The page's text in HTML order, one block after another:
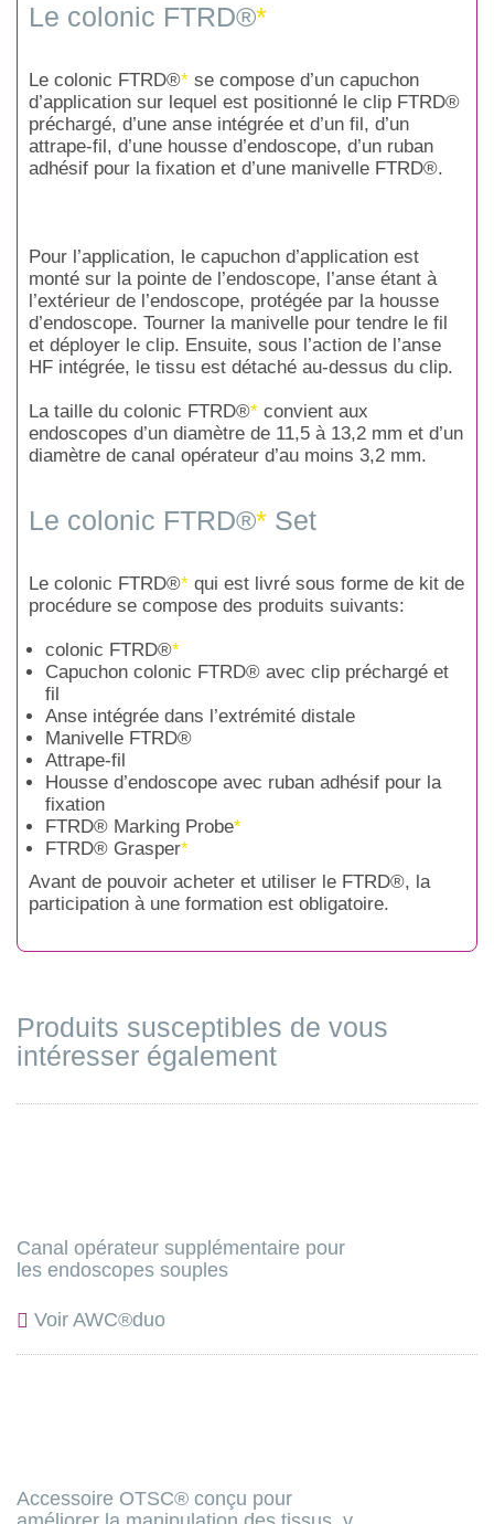
Le colonic FTRD®*
Le colonic FTRD®* se compose d’un capuchon
d’application sur lequel est positionné le clip FTRD®
préchargé, d’une anse intégrée et d’un fil, d’un
attrape-fil, d’une housse d’endoscope, d’un ruban
adhésif pour la fixation et d’une manivelle FTRD®.
Pour l’application, le capuchon d’application est
monté sur la pointe de l’endoscope, l’anse étant à
l’extérieur de l’endoscope, protégée par la housse
d’endoscope. Tourner la manivelle pour tendre le fil
et déployer le clip. Ensuite, sous l’action de l’anse
HF intégrée, le tissu est détaché au-dessus du clip.
La taille du colonic FTRD®* convient aux
endoscopes d’un diamètre de 11,5 à 13,2 mm et d’un
diamètre de canal opérateur d’au moins 3,2 mm.
Le colonic FTRD®* Set
Le colonic FTRD®* qui est livré sous forme de kit de
procédure se compose des produits suivants:
colonic FTRD®*
Capuchon colonic FTRD® avec clip préchargé et
fil
Anse intégrée dans l’extrémité distale
Manivelle FTRD®
Attrape-fil
Housse d’endoscope avec ruban adhésif pour la
fixation
FTRD® Marking Probe*
FTRD® Grasper*
Avant de pouvoir acheter et utiliser le FTRD®, la
participation à une formation est obligatoire.
Produits susceptibles de vous
intéresser également
Canal opérateur supplémentaire pour
les endoscopes souples
Voir AWC®duo
Accessoire OTSC® conçu pour